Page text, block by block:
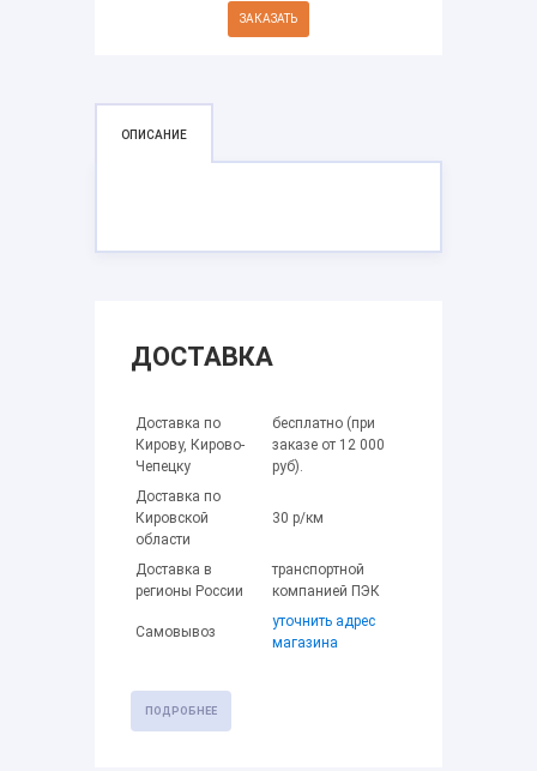
ЗАКАЗАТЬ
ОПИСАНИЕ
ДОСТАВКА
Доставка по
Кирову, Кирово-
Чепецку
бесплатно (при
заказе от 12 000
руб).
Доставка по
Кировской
области
30 р/км
Доставка в
регионы России
транспортной
компанией ПЭК
Самовывоз
уточнить адрес
магазина
ПОДРОБНЕЕ